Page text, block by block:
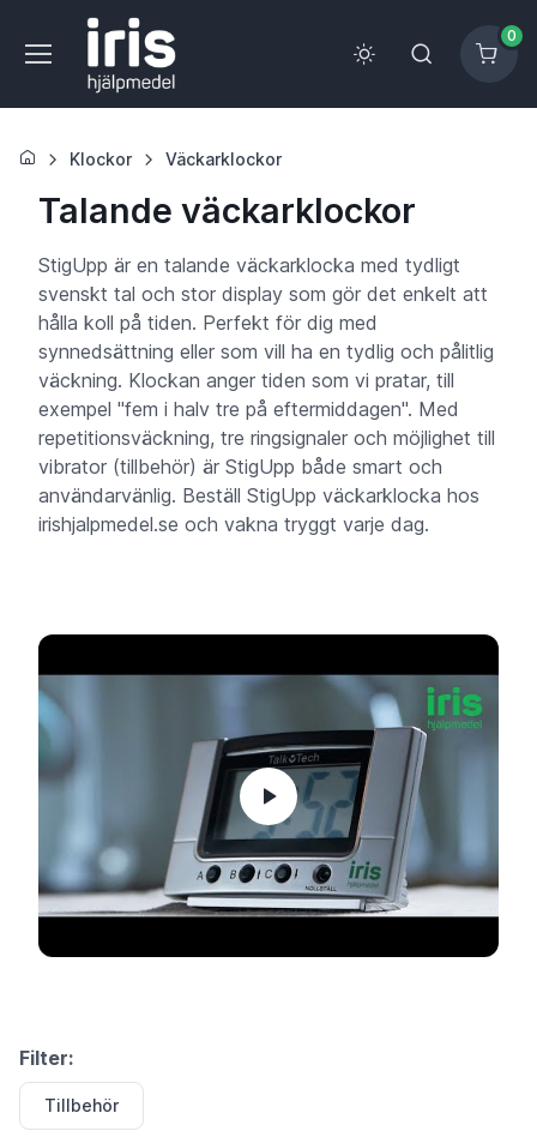
0
Klockor Väckarklockor
Talande väckarklockor
StigUpp är en talande väckarklocka med tydligt
svenskt tal och stor display som gör det enkelt att
hålla koll på tiden. Perfekt för dig med
synnedsättning eller som vill ha en tydlig och pålitlig
väckning. Klockan anger tiden som vi pratar, till
exempel "fem i halv tre på eftermiddagen". Med
repetitionsväckning, tre ringsignaler och möjlighet till
vibrator (tillbehör) är StigUpp både smart och
användarvänlig. Beställ StigUpp väckarklocka hos
irishjalpmedel.se och vakna tryggt varje dag.
Filter:
Tillbehör